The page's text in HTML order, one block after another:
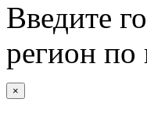
Введите
регион по
×